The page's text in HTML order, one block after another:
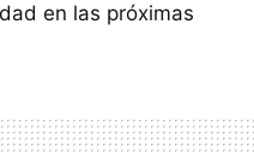
en las próximas